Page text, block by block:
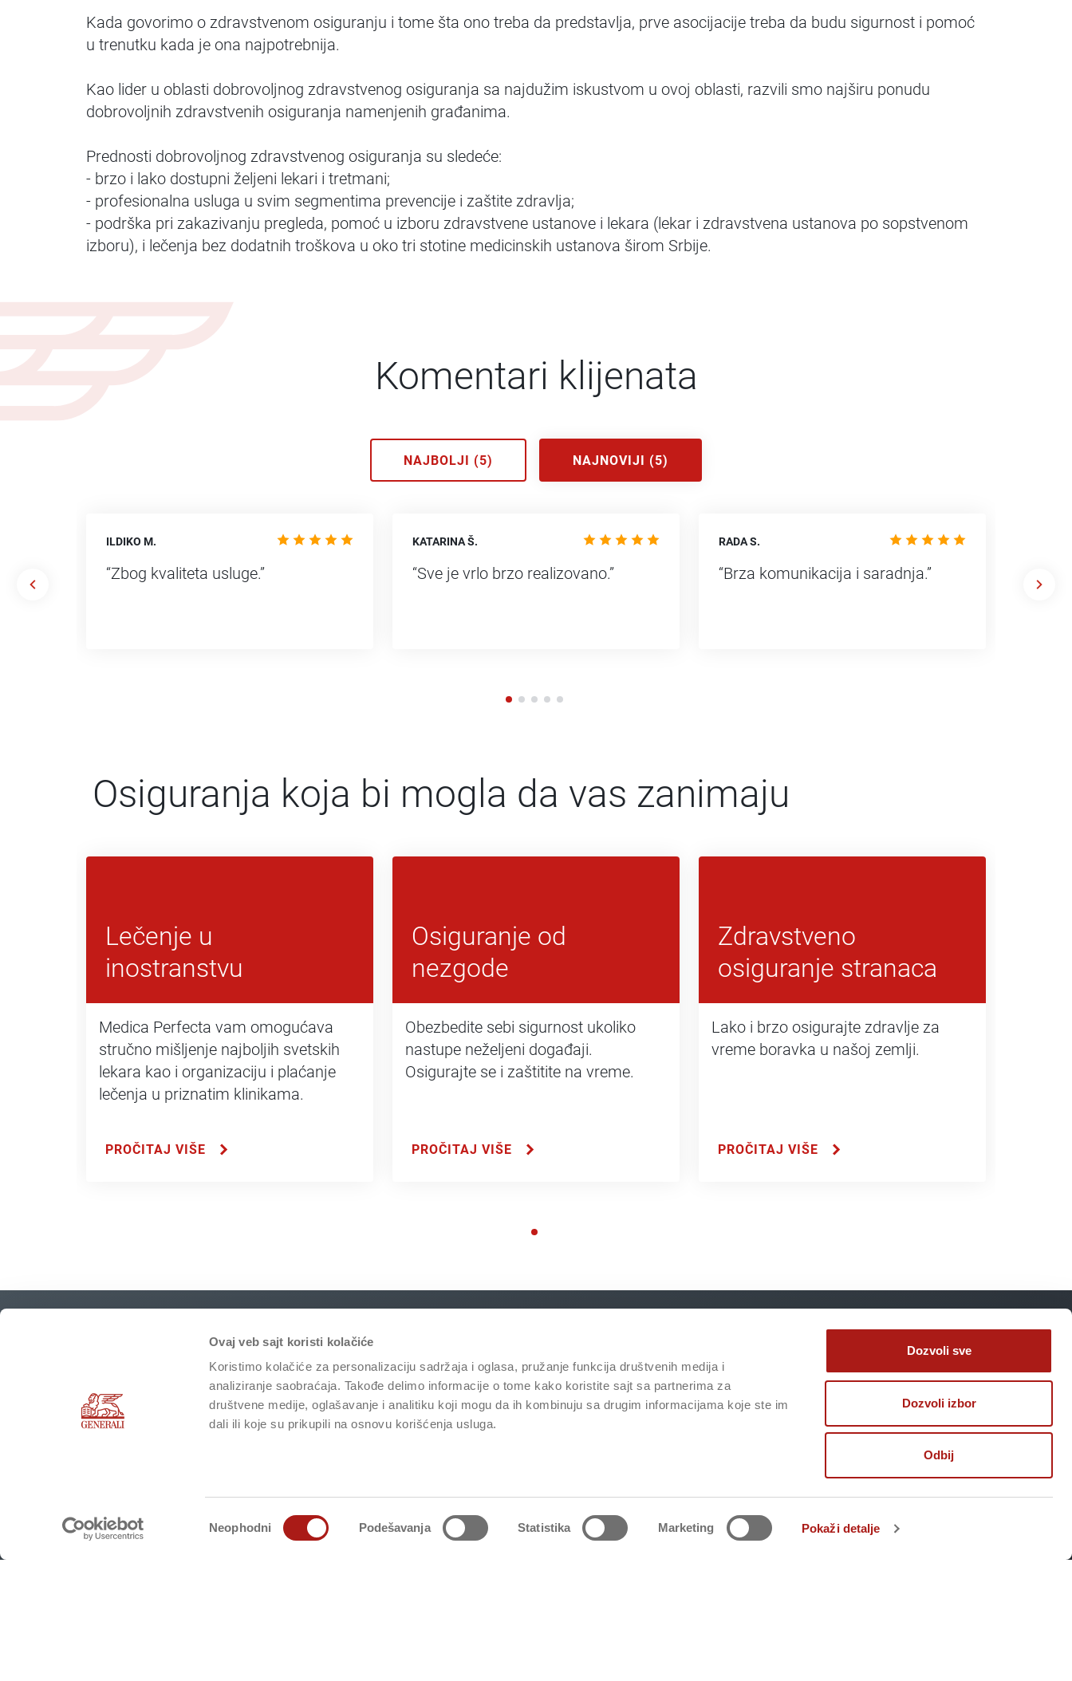
Ovaj veb sajt koristi kolačiće
Koristimo kolačiće za personalizaciju sadržaja i oglasa, pružanje funkcija društvenih medija i
analiziranje saobraćaja. Takođe delimo informacije o tome kako koristite sajt sa partnerima za
društvene medije, oglašavanje i analitiku koji mogu da ih kombinuju sa drugim informacijama koje ste im
dali ili koje su prikupili na osnovu korišćenja usluga.
сагласности
Neophodni Podešavanja Statistika Marketing Pokaži detalje
Dozvoli sve
Dozvoli izbor
Odbij
Kada govorimo o zdravstvenom osiguranju i tome šta ono treba da predstavlja, prve asocijacije treba da budu sigurnost i pomoć
u trenutku kada je ona najpotrebnija.
Kao lider u oblasti dobrovoljnog zdravstvenog osiguranja sa najdužim iskustvom u ovoj oblasti, razvili smo najširu ponudu
dobrovoljnih zdravstvenih osiguranja namenjenih građanima.
Prednosti dobrovoljnog zdravstvenog osiguranja su sledeće:
- brzo i lako dostupni željeni lekari i tretmani;
- profesionalna usluga u svim segmentima prevencije i zaštite zdravlja;
- podrška pri zakazivanju pregleda, pomoć u izboru zdravstvene ustanove i lekara (lekar i zdravstvena ustanova po sopstvenom
izboru), i lečenja bez dodatnih troškova u oko tri stotine medicinskih ustanova širom Srbije.
Komentari klijenata
NAJBOLJI (5) NAJNOVIJI (5)
ILDIKO M.
“Zbog kvaliteta usluge.”
KATARINA Š.
“Sve je vrlo brzo realizovano.”
RADA S.
“Brza komunikacija i saradnja.”
Osiguranja koja bi mogla da vas zanimaju
Lečenje u
inostranstvu
Medica Perfecta vam omogućava
stručno mišljenje najboljih svetskih
lekara kao i organizaciju i plaćanje
lečenja u priznatim klinikama.
PROČITAJ VIŠE
Osiguranje od
nezgode
Obezbedite sebi sigurnost ukoliko
nastupe neželjeni događaji.
Osigurajte se i zaštitite na vreme.
PROČITAJ VIŠE
Zdravstveno
osiguranje stranaca
Lako i brzo osigurajte zdravlje za
vreme boravka u našoj zemlji.
PROČITAJ VIŠE
Pratite priče na društvenim mrežama
Imovina
Kontaktirajte nas
Prijava štete i nezgode
Generali Srbija
Generali Grupa